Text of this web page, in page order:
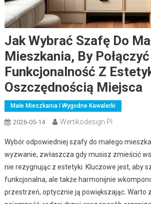
Jak Wybrać Szafę Do
Mieszkania, By Połączyć
Funkcjonalność Z
Oszczędnością Miejsca
Małe Mieszkania I Wygodne Kawalerki
2026-05-14 Wertikodesign.pl
Wybór odpowiedniej szafy do małego
wyzwanie, zwłaszcza gdy musisz zmieścić
nie rezygnując z estetyki. Kluczowe jest, aby
funkcjonalna, ale także harmonijnie
przestrzeń, optycznie ją powiększając. Warto